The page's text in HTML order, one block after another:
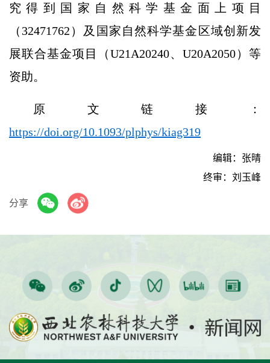
究得到国家自然科学基金面上项目
（32471762）及国家自然科学基金区域创新发
展联合基金项目（U21A20240、U20A2050）等
资助。
原文链接：
https://doi.org/10.1093/plphys/kiag319
编辑：张晴
终审：刘玉峰
分享